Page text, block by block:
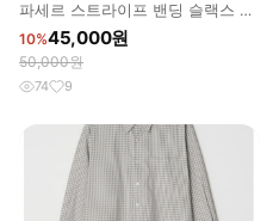
파세르 스트라이프 밴딩 슬랙스 차
콜 L
10%45,000원
50,000원
74 9